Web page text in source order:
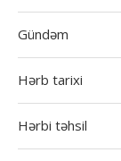
Gündəm
Hərb tarixi
Hərbi təhsil